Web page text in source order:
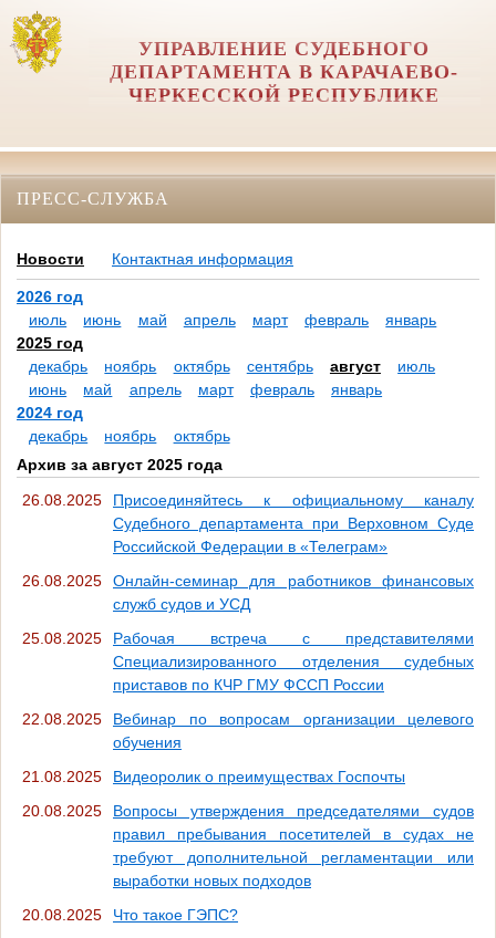
УПРАВЛЕНИЕ СУДЕБНОГО
ДЕПАРТАМЕНТА В КАРАЧАЕВО-
ЧЕРКЕССКОЙ РЕСПУБЛИКЕ
ПРЕСС-СЛУЖБА
Новости Контактная информация
2026 год
июль
июнь май апрель март февраль
январь
2025 год
декабрь
ноябрь октябрь сентябрь август
июль
июнь
май апрель март февраль
январь
2024 год
декабрь
ноябрь
октябрь
Архив за август 2025 года
26.08.2025
Присоединяйтесь к официальному каналу
Судебного департамента при Верховном Суде
Российской Федерации в «Телеграм»
26.08.2025
Онлайн-семинар для работников финансовых
служб судов и УСД
25.08.2025
Рабочая встреча с представителями
Специализированного отделения судебных
приставов по КЧР ГМУ ФССП России
22.08.2025
Вебинар по вопросам организации целевого
обучения
21.08.2025
Видеоролик о преимуществах Госпочты
20.08.2025
Вопросы утверждения председателями судов
правил пребывания посетителей в судах не
требуют дополнительной регламентации или
выработки новых подходов
20.08.2025
Что такое ГЭПС?